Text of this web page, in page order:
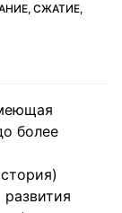
СЖАТИЕ,
более